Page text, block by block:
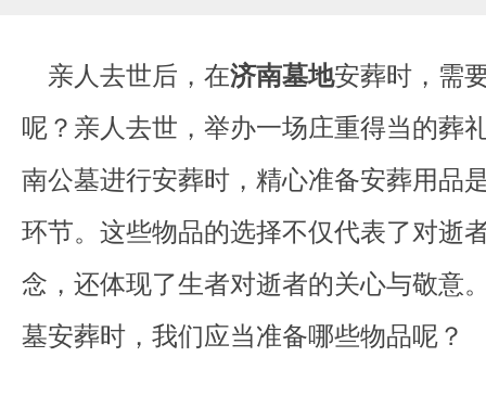
亲人去世后，在济南墓地安葬时，需
呢？亲人去世，举办一场庄重得当的葬
南公墓进行安葬时，精心准备安葬用品
环节。这些物品的选择不仅代表了对逝
念，还体现了生者对逝者的关心与敬意
墓安葬时，我们应当准备哪些物品呢？